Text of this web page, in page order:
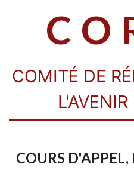
COMITÉ DE
COURS